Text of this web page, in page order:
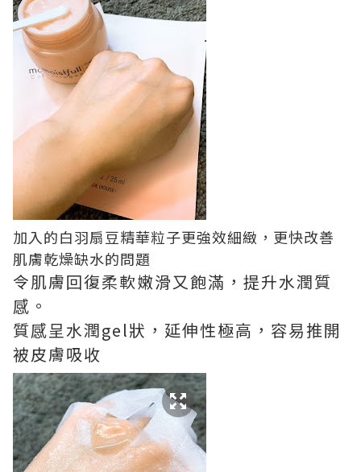
加入的白羽扇豆精華粒子更強效細緻，更快改善
肌膚乾燥缺水的問題
令肌膚回復柔軟嫩滑又飽滿，提升水潤質
感。
質感呈水潤gel狀，延伸性極高，容易推開
被皮膚吸收